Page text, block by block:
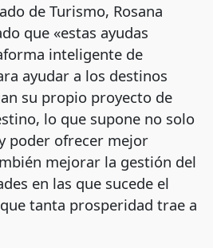
de Turismo, Rosana
que «estas ayudas
inteligente de
ayudar a los destinos
su propio proyecto de
lo que supone no solo
poder ofrecer mejor
mejorar la gestión del
en las que sucede el
tanta prosperidad trae a